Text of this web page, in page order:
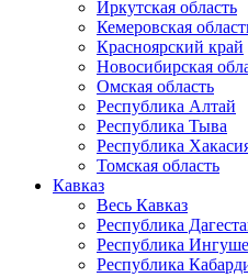
Иркутская область
Кемеровская
Красноярский край
Новосибирская
Омская область
Республика Алтай
Республика Тыва
Республика
Томская область
Кавказ
Весь Кавказ
Республика
Республика
Республика